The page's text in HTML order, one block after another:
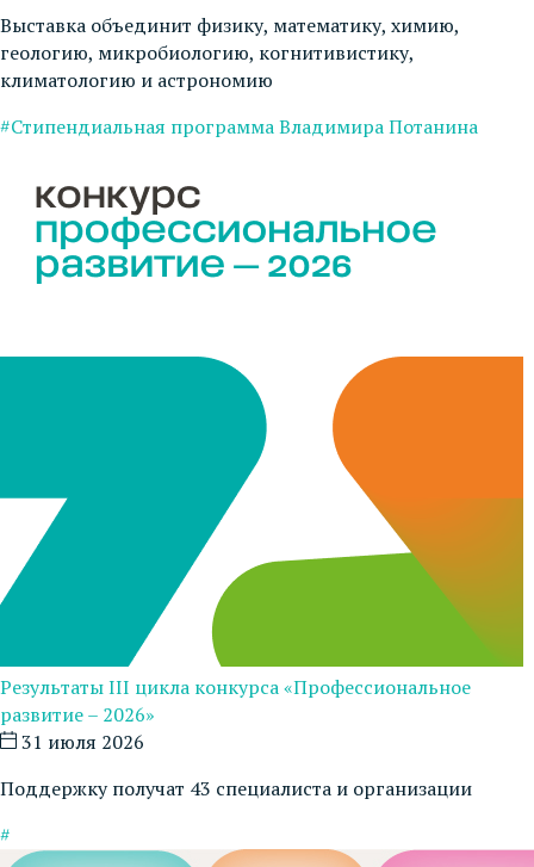
Выставка объединит физику, математику, химию,
геологию, микробиологию, когнитивистику,
климатологию и астрономию
#Стипендиальная программа Владимира Потанина
Результаты III цикла конкурса «Профессиональное
развитие – 2026»
31 июля 2026
Поддержку получат 43 специалиста и организации
#